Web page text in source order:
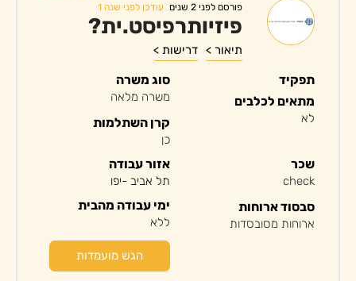
פורסם לפני 2 שנים עודכן לפני שנה 1
פיזיותרפיסט.ית?
תיאור > דרישות >
תפקיד
מתאים לכלבים
לא
סוג משרה
משרה מלאה
קרן השתלמות
כן
שכר
check
סבסוד ארוחות
ארוחות מסובסדות
אזור עבודה
תל אביב -יפו
ימי עבודה מהבית
ללא
הגש מועמדות